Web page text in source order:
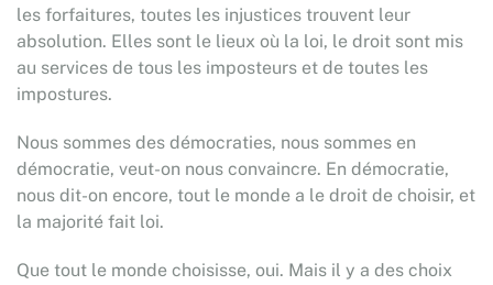
les forfaitures, toutes les injustices trouvent leur
absolution. Elles sont le lieux où la loi, le droit sont mis
au services de tous les imposteurs et de toutes les
impostures.
Nous sommes des démocraties, nous sommes en
démocratie, veut-on nous convaincre. En démocratie,
nous dit-on encore, tout le monde a le droit de choisir, et
la majorité fait loi.
Que tout le monde choisisse, oui. Mais il y a des choix